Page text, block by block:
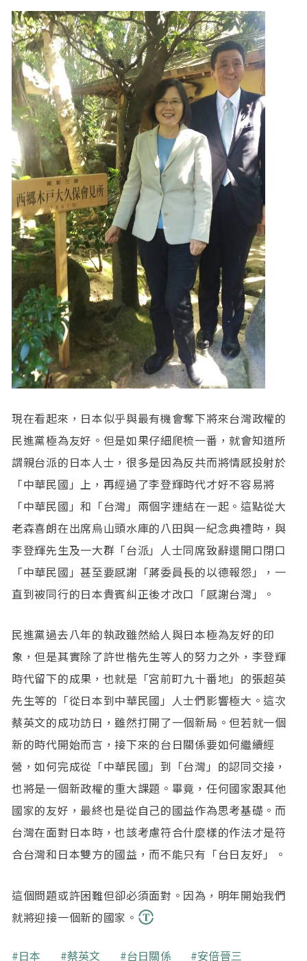
現在看起來，日本似乎與最有機會奪下將來台灣政權的
民進黨極為友好。但是如果仔細爬梳一番，就會知道所
謂親台派的日本人士，很多是因為反共而將情感投射於
「中華民國」上，再經過了李登輝時代才好不容易將
「中華民國」和「台灣」兩個字連結在一起。這點從大
老森喜朗在出席烏山頭水庫的八田與一紀念典禮時，與
李登輝先生及一大群「台派」人士同席致辭還開口閉口
「中華民國」甚至要感謝「蔣委員長的以德報怨」，一
直到被同行的日本貴賓糾正後才改口「感謝台灣」。
民進黨過去八年的執政雖然給人與日本極為友好的印
象，但是其實除了許世楷先生等人的努力之外，李登輝
時代留下的成果，也就是「宮前町九十番地」的張超英
先生等的「從日本到中華民國」人士們影響極大。這次
蔡英文的成功訪日，雖然打開了一個新局。但若就一個
新的時代開始而言，接下來的台日關係要如何繼續經
營，如何完成從「中華民國」到「台灣」的認同交接，
也將是一個新政權的重大課題。畢竟，任何國家跟其他
國家的友好，最終也是從自己的國益作為思考基礎。而
台灣在面對日本時，也該考慮符合什麼樣的作法才是符
合台灣和日本雙方的國益，而不能只有「台日友好」。
這個問題或許困難但卻必須面對。因為，明年開始我們
就將迎接一個新的國家。
關鍵字
日本 蔡英文 台日關係 安倍晉三